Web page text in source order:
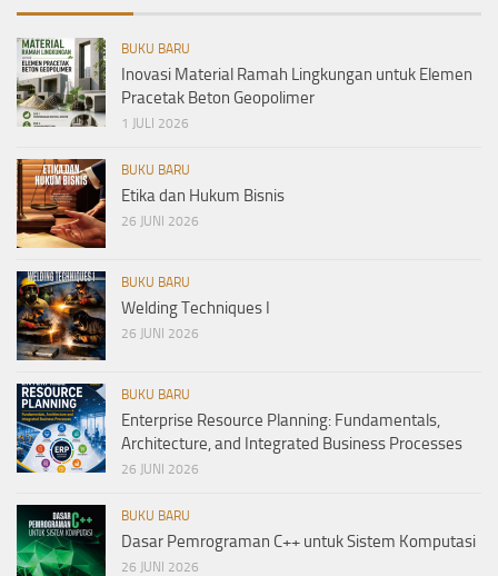
BUKU BARU
Inovasi Material Ramah Lingkungan untuk Elemen
Pracetak Beton Geopolimer
1 JULI 2026
BUKU BARU
Etika dan Hukum Bisnis
26 JUNI 2026
BUKU BARU
Welding Techniques I
26 JUNI 2026
BUKU BARU
Enterprise Resource Planning: Fundamentals,
Architecture, and Integrated Business Processes
26 JUNI 2026
BUKU BARU
Dasar Pemrograman C++ untuk Sistem Komputasi
26 JUNI 2026